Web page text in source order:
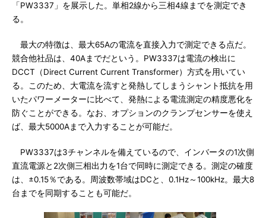
「PW3337」を展示した。単相2線から三相4線までを測定でき
る。
最大の特徴は、最大65Aの電流を直接入力で測定できる点だ。
競合他社品は、40Aまでだという。PW3337は電流の検出に
DCCT（Direct Current Current Transformer）方式を用いてい
る。このため、大電流を流すと発熱してしまうシャント抵抗を用
いたパワーメーターに比べて、発熱による電流測定の精度悪化を
防ぐことができる。なお、オプションのクランプセンサーを使え
ば、最大5000Aまで入力することが可能だ。
PW3337は3チャンネルを備えているので、インバータの1次側
直流電源と2次側三相出力を1台で同時に測定できる。測定の確度
は、±0.15％である。周波数帯域はDCと、0.1Hz～100kHz。最大8
台までを同期することも可能だ。